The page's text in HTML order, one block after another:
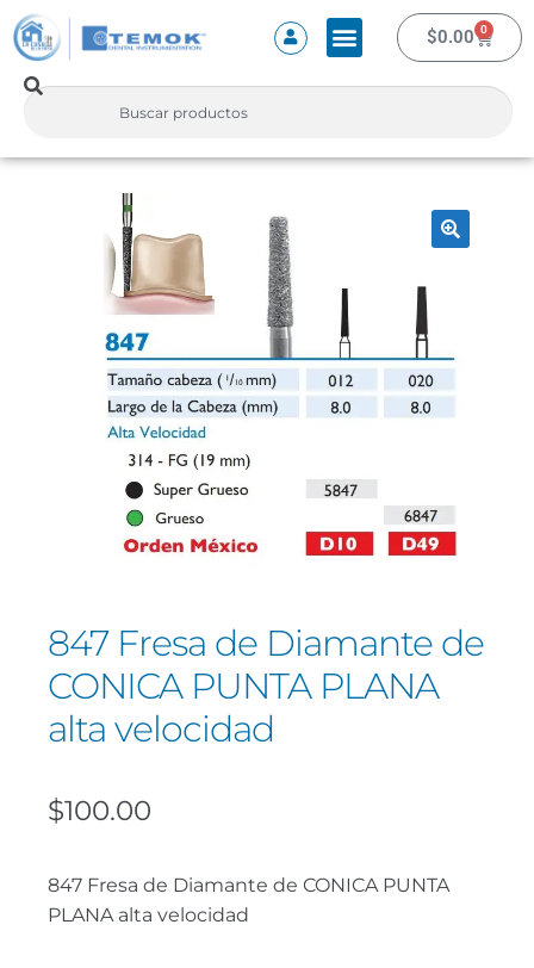
$0.00 0
847 Fresa de Diamante de
CONICA PUNTA PLANA
alta velocidad
$100.00
847 Fresa de Diamante de CONICA PUNTA
PLANA alta velocidad